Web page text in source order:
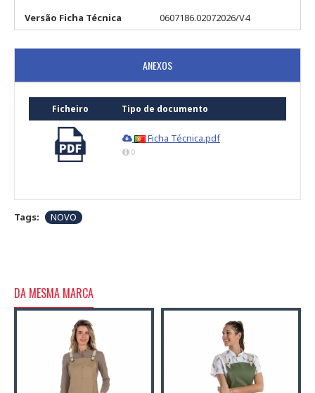
Versão Ficha Técnica
0607186.02072026/V4
ANEXOS
Ficheiro Tipo de documento
Ficha Técnica.pdf
0
Tags: NOVO
DA MESMA MARCA